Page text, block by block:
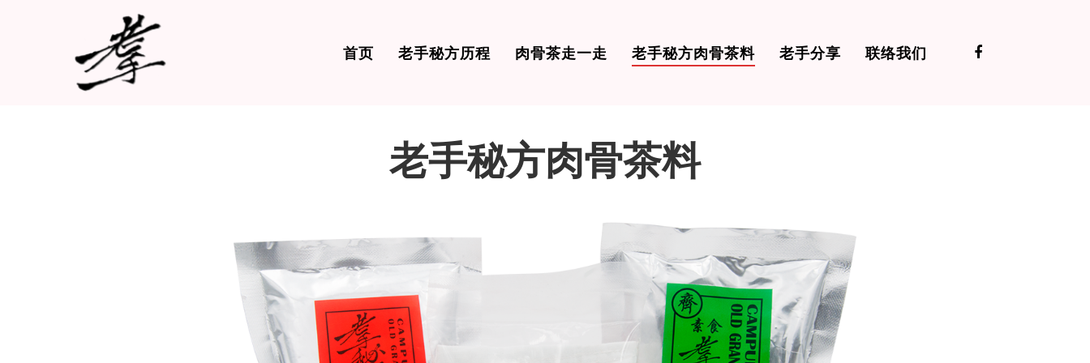
首页 老手秘方历程 肉骨茶走一走 老手秘方肉骨茶料 老手分享 联络我们
老手秘方肉骨茶料